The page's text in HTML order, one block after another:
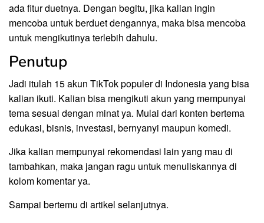
ada fitur duetnya. Dengan begitu, jika kalian ingin
mencoba untuk berduet dengannya, maka bisa mencoba
untuk mengikutinya terlebih dahulu.
Penutup
Jadi itulah 15 akun TikTok populer di Indonesia yang bisa
kalian ikuti. Kalian bisa mengikuti akun yang mempunyai
tema sesuai dengan minat ya. Mulai dari konten bertema
edukasi, bisnis, investasi, bernyanyi maupun komedi.
Jika kalian mempunyai rekomendasi lain yang mau di
tambahkan, maka jangan ragu untuk menuliskannya di
kolom komentar ya.
Sampai bertemu di artikel selanjutnya.